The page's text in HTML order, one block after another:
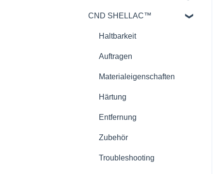
Retention™
CND™ Brisa
Nailcare
Theorie
CND SHELLAC™
Haltbarkeit
Auftragen
Materialeigenschaften
Härtung
Entfernung
Zubehör
Troubleshooting